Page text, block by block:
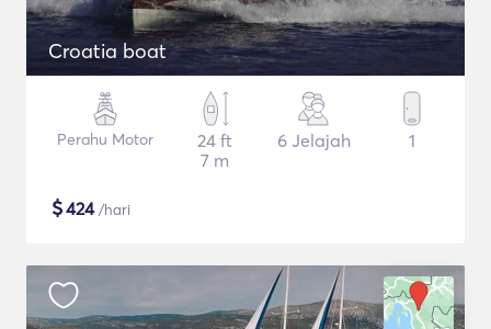
Croatia boat
Perahu Motor
24 ft
7 m
6 Jelajah 1
$424/hari